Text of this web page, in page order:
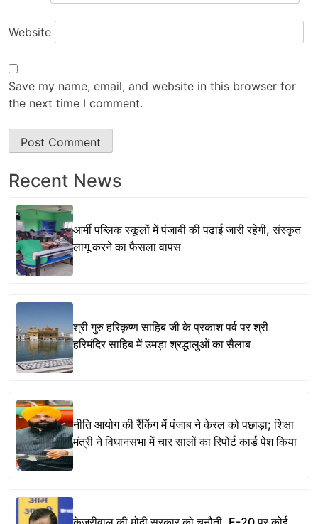
Website
Save my name, email, and website in this browser for
the next time I comment.
Recent News
आर्मी पब्लिक स्कूलों में पंजाबी की पढ़ाई जारी रहेगी, संस्कृत
लागू करने का फैसला वापस
श्री गुरु हरिकृष्ण साहिब जी के प्रकाश पर्व पर श्री
हरिमंदिर साहिब में उमड़ा श्रद्धालुओं का सैलाब
नीति आयोग की रैंकिंग में पंजाब ने केरल को पछाड़ा; शिक्षा
मंत्री ने विधानसभा में चार सालों का रिपोर्ट कार्ड पेश किया